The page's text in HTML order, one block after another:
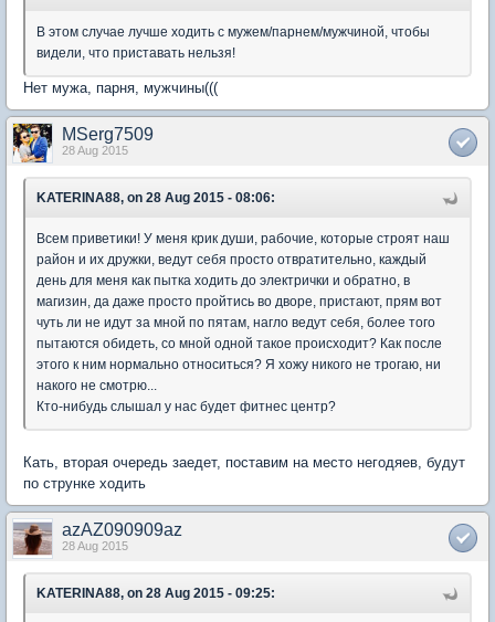
В этом случае лучше ходить с мужем/парнем/мужчиной, чтобы
видели, что приставать нельзя!
Нет мужа, парня, мужчины(((
MSerg7509
28 Aug 2015
KATERINA88, on 28 Aug 2015 - 08:06:
Всем приветики! У меня крик души, рабочие, которые строят наш
район и их дружки, ведут себя просто отвратительно, каждый
день для меня как пытка ходить до электрички и обратно, в
магизин, да даже просто пройтись во дворе, пристают, прям вот
чуть ли не идут за мной по пятам, нагло ведут себя, более того
пытаются обидеть, со мной одной такое происходит? Как после
этого к ним нормально относиться? Я хожу никого не трогаю, ни
накого не смотрю...
Кто-нибудь слышал у нас будет фитнес центр?
Кать, вторая очередь заедет, поставим на место негодяев, будут
по струнке ходить
azAZ090909az
28 Aug 2015
KATERINA88, on 28 Aug 2015 - 09:25: